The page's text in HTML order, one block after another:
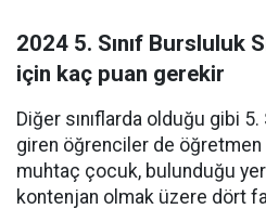
2024 5. Sınıf Bursluluk
için kaç puan gerekir
Diğer sınıflarda olduğu gibi 5.
giren öğrenciler de
muhtaç çocuk, bulunduğu
kontenjan olmak üzere dört